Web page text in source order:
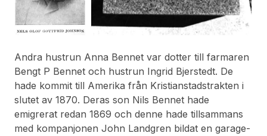
Andra hustrun Anna Bennet var dotter till farmaren
Bengt P Bennet och hustrun Ingrid Bjerstedt. De
hade kommit till Amerika från Kristianstadstrakten i
slutet av 1870. Deras son Nils Bennet hade
emigrerat redan 1869 och denne hade tillsammans
med kompanjonen John Landgren bildat en garage-